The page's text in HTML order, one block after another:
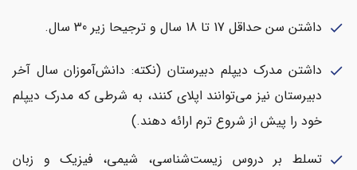
check داشتن سن حداقل 17 تا 18 سال و ترجیحا زیر 30 سال.
check داشتن مدرک دیپلم دبیرستان (نکته: دانش‌آموزان سال آخر
دبیرستان نیز می‌توانند اپلای کنند، به شرطی که مدرک دیپلم
خود را پیش از شروع ترم ارائه دهند.)
check تسلط بر دروس زیست‌شناسی، شیمی، فیزیک و زبان